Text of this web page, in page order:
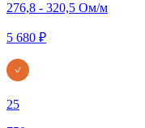
276,8 - 320,5 Ом/м
5 680 ₽
25